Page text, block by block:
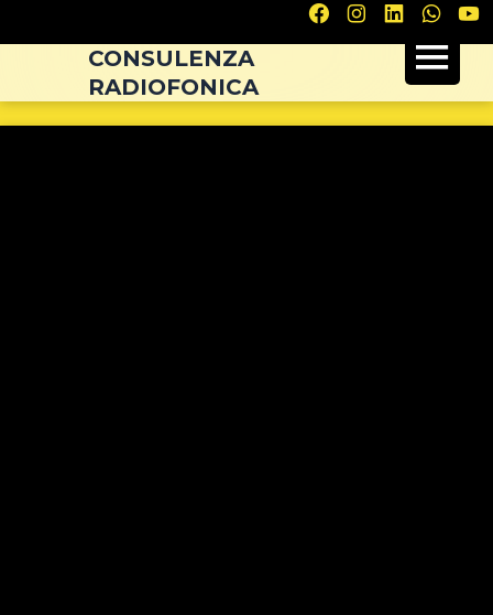
CONSULENZA
RADIOFONICA